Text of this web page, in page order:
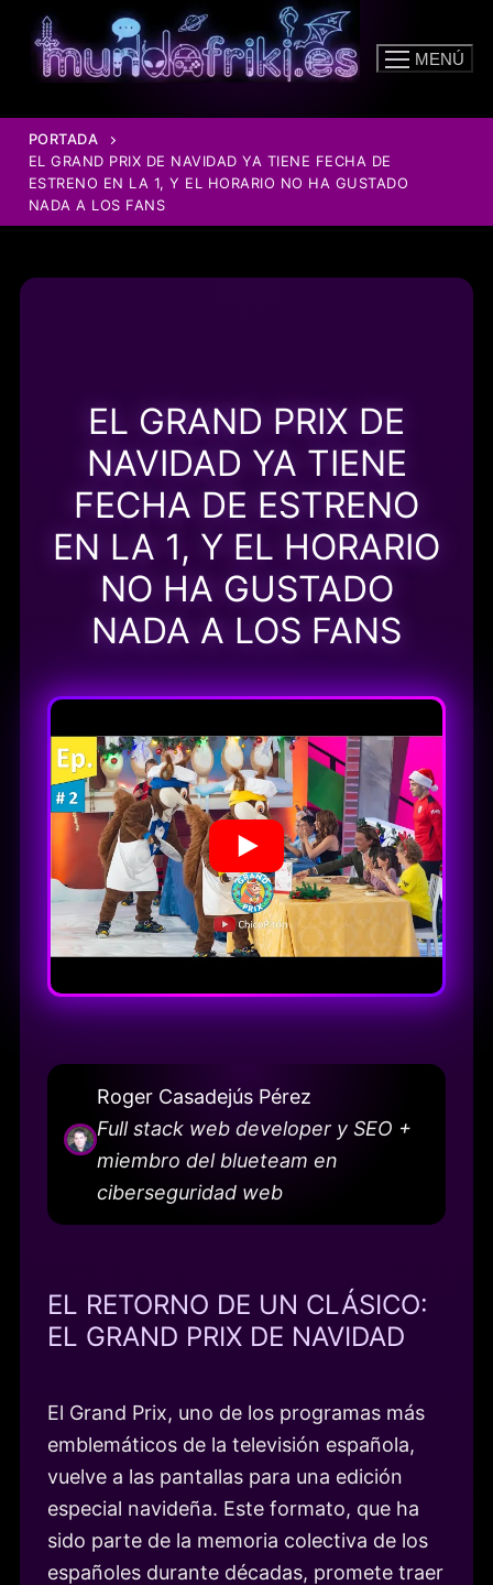
contenido
MENÚ
PORTADA
EL GRAND PRIX DE NAVIDAD YA TIENE FECHA DE
ESTRENO EN LA 1, Y EL HORARIO NO HA GUSTADO
NADA A LOS FANS
EL GRAND PRIX DE
NAVIDAD YA TIENE
FECHA DE ESTRENO
EN LA 1, Y EL HORARIO
NO HA GUSTADO
NADA A LOS FANS
Roger Casadejús Pérez
Full stack web developer y SEO +
miembro del blueteam en
ciberseguridad web
EL RETORNO DE UN CLÁSICO:
EL GRAND PRIX DE NAVIDAD
El Grand Prix, uno de los programas más
emblemáticos de la televisión española,
vuelve a las pantallas para una edición
especial navideña. Este formato, que ha
sido parte de la memoria colectiva de los
españoles durante décadas, promete traer